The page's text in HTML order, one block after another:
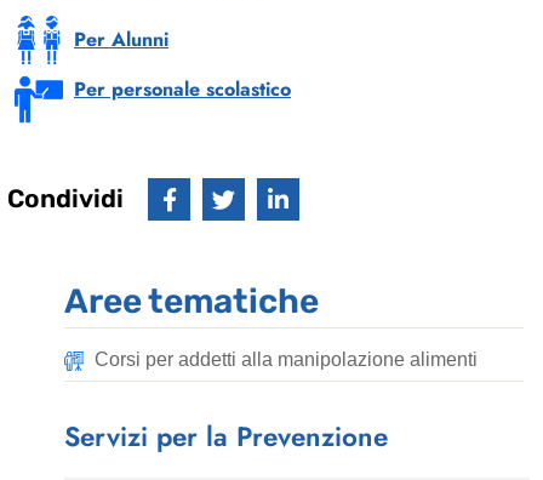
Per Alunni
Per personale scolastico
Condividi
Aree tematiche
Corsi per addetti alla manipolazione alimenti
Servizi per la Prevenzione